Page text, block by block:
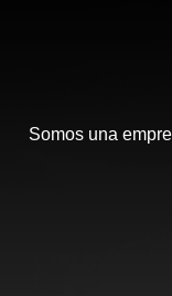
Somos una